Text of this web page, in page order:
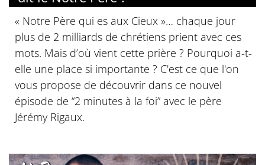
« Notre Père qui es aux Cieux »… chaque jour
plus de 2 milliards de chrétiens prient avec ces
mots. Mais d’où vient cette prière ? Pourquoi a-t-
elle une place si importante ? C'est ce que l'on
vous propose de découvrir dans ce nouvel
épisode de “2 minutes à la foi” avec le père
Jérémy Rigaux.